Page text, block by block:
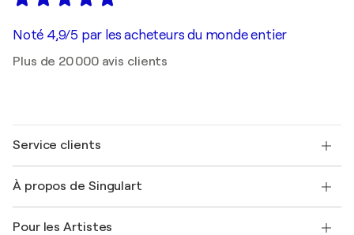
Noté 4,9/5 par les acheteurs du monde entier
Plus de 20 000 avis clients
Service clients
Expédition
À propos de Singulart
FAQ
Pour les Artistes